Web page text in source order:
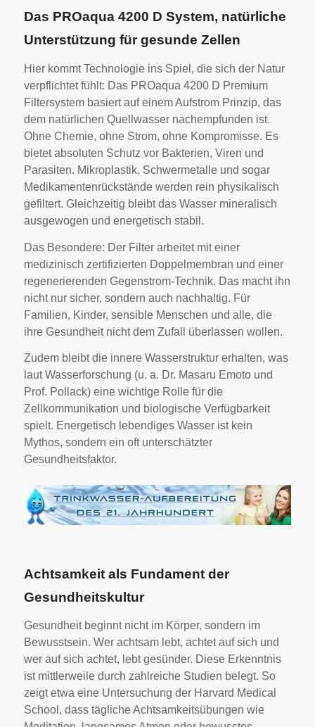
Das PROaqua 4200 D System, natürliche
Unterstützung für gesunde Zellen
Hier kommt Technologie ins Spiel, die sich der Natur
verpflichtet fühlt: Das PROaqua 4200 D Premium
Filtersystem basiert auf einem Aufstrom Prinzip, das
dem natürlichen Quellwasser nachempfunden ist.
Ohne Chemie, ohne Strom, ohne Kompromisse. Es
bietet absoluten Schutz vor Bakterien, Viren und
Parasiten. Mikroplastik, Schwermetalle und sogar
Medikamentenrückstände werden rein physikalisch
gefiltert. Gleichzeitig bleibt das Wasser mineralisch
ausgewogen und energetisch stabil.
Das Besondere: Der Filter arbeitet mit einer
medizinisch zertifizierten Doppelmembran und einer
regenerierenden Gegenstrom-Technik. Das macht ihn
nicht nur sicher, sondern auch nachhaltig. Für
Familien, Kinder, sensible Menschen und alle, die
ihre Gesundheit nicht dem Zufall überlassen wollen.
Zudem bleibt die innere Wasserstruktur erhalten, was
laut Wasserforschung (u. a. Dr. Masaru Emoto und
Prof. Pollack) eine wichtige Rolle für die
Zellkommunikation und biologische Verfügbarkeit
spielt. Energetisch lebendiges Wasser ist kein
Mythos, sondern ein oft unterschätzter
Gesundheitsfaktor.
Achtsamkeit als Fundament der
Gesundheitskultur
Gesundheit beginnt nicht im Körper, sondern im
Bewusstsein. Wer achtsam lebt, achtet auf sich und
wer auf sich achtet, lebt gesünder. Diese Erkenntnis
ist mittlerweile durch zahlreiche Studien belegt. So
zeigt etwa eine Untersuchung der Harvard Medical
School, dass tägliche Achtsamkeitsübungen wie